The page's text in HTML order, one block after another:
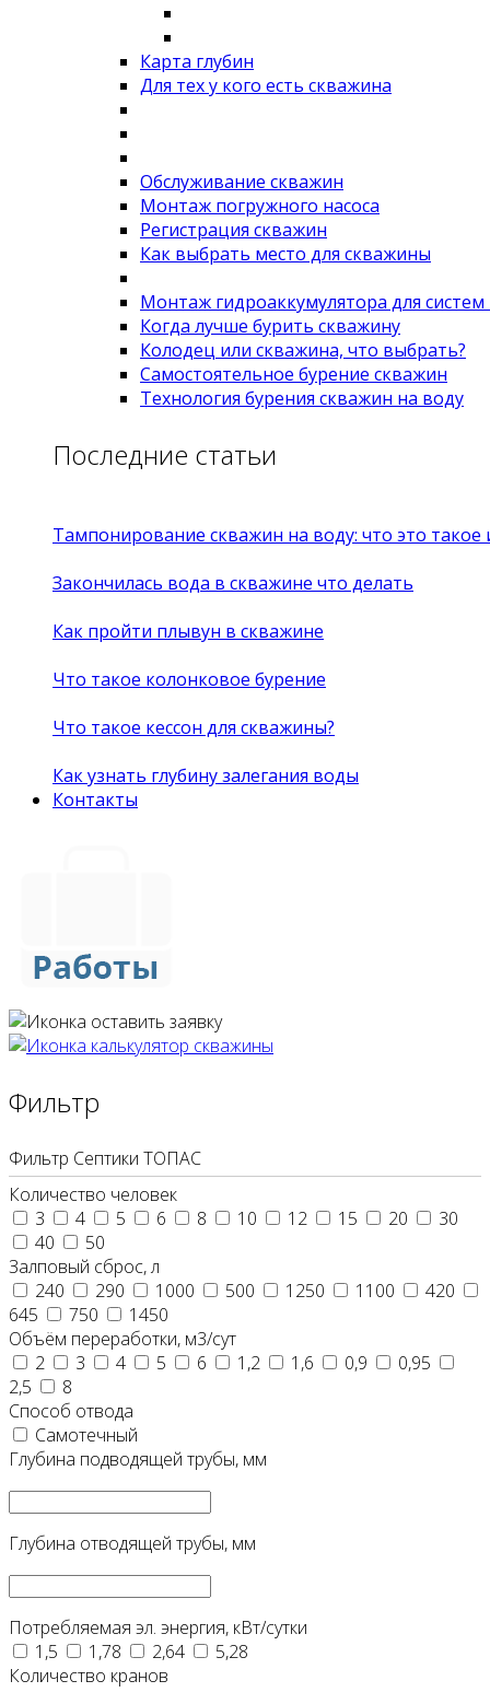
Карта глубин
Для тех у кого есть скважина
Обслуживание скважин
Монтаж погружного насоса
Регистрация скважин
Как выбрать место для скважины
Монтаж гидроаккумулятора для
Когда лучше бурить скважину
Колодец или скважина, что выбрать?
Самостоятельное бурение скважин
Технология бурения скважин на воду
Последние статьи
Тампонирование скважин на воду: что это такое
Закончилась вода в скважине что делать
Как пройти плывун в скважине
Что такое колонковое бурение
Что такое кессон для скважины?
Как узнать глубину залегания воды
Контакты
Фильтр
Фильтр Септики ТОПАС
Количество человек
3
4 5 6 8 10 12 15 20
30
40
50
Залповый сброс, л
240
290 1000 500 1250 1100
420
645
750
1450
Объём переработки, м3/сут
2
3 4 5 6 1,2 1,6 0,9
0,95
2,5
8
Способ отвода
Самотечный
Глубина подводящей трубы, мм
Глубина отводящей трубы, мм
Потребляемая эл. энергия, кВт/сутки
1,5
1,78 2,64
5,28
Количество кранов